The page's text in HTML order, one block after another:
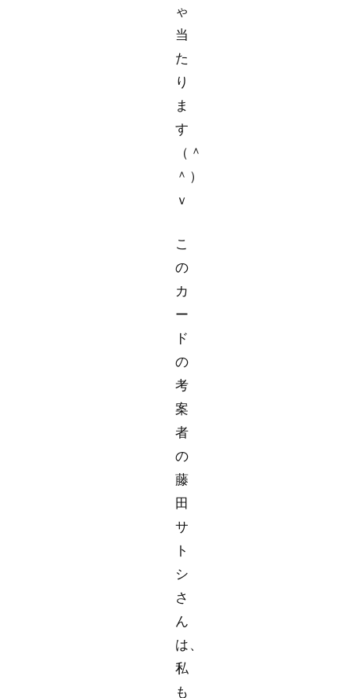
ゃ
当
た
り
ま
す
（＾
＾）
ｖ
こ
の
カ
ー
ド
の
考
案
者
の
藤
田
サ
ト
シ
さ
ん
は、
私
も